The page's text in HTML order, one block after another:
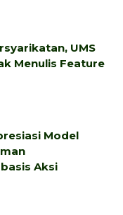
UMS
Menulis Feature
Model
Aksi